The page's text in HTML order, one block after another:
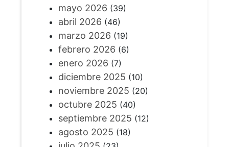
mayo 2026 (39)
abril 2026 (46)
marzo 2026 (19)
febrero 2026 (6)
enero 2026 (7)
diciembre 2025 (10)
noviembre 2025 (20)
octubre 2025 (40)
septiembre 2025 (12)
agosto 2025 (18)